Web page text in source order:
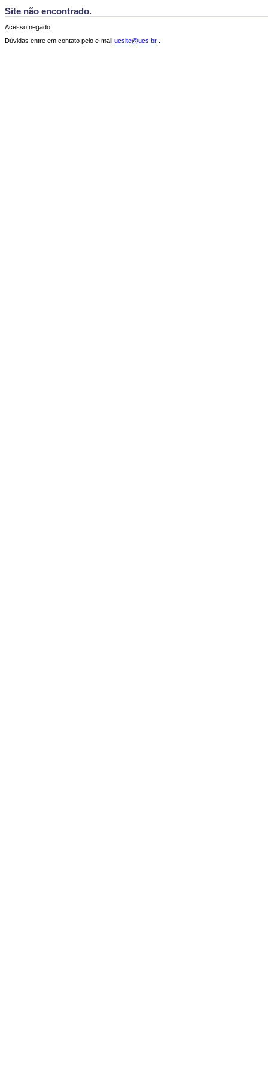
Site não encontrado.
Acesso negado.
Dúvidas entre em contato pelo e-mail ucsite@ucs.br